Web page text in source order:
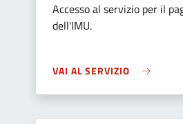
Accesso al servizio per il
dell'IMU.
VAI AL SERVIZIO